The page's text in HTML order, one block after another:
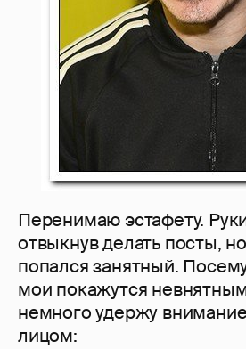
Перенимаю эстафету.
отвыкнув делать посты,
попался занятный.
мои покажутся
немного удержу
лицом: